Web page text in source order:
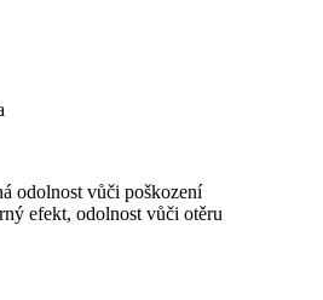
odolnost vůči poškození
efekt, odolnost vůči otěru